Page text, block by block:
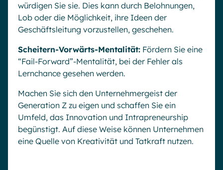
würdigen Sie sie. Dies kann durch Belohnungen,
Lob oder die Möglichkeit, ihre Ideen der
Geschäftsleitung vorzustellen, geschehen.
Scheitern-Vorwärts-Mentalität: Fördern Sie eine
“Fail-Forward”-Mentalität, bei der Fehler als
Lernchance gesehen werden.
Machen Sie sich den Unternehmergeist der
Generation Z zu eigen und schaffen Sie ein
Umfeld, das Innovation und Intrapreneurship
begünstigt. Auf diese Weise können Unternehmen
eine Quelle von Kreativität und Tatkraft nutzen.